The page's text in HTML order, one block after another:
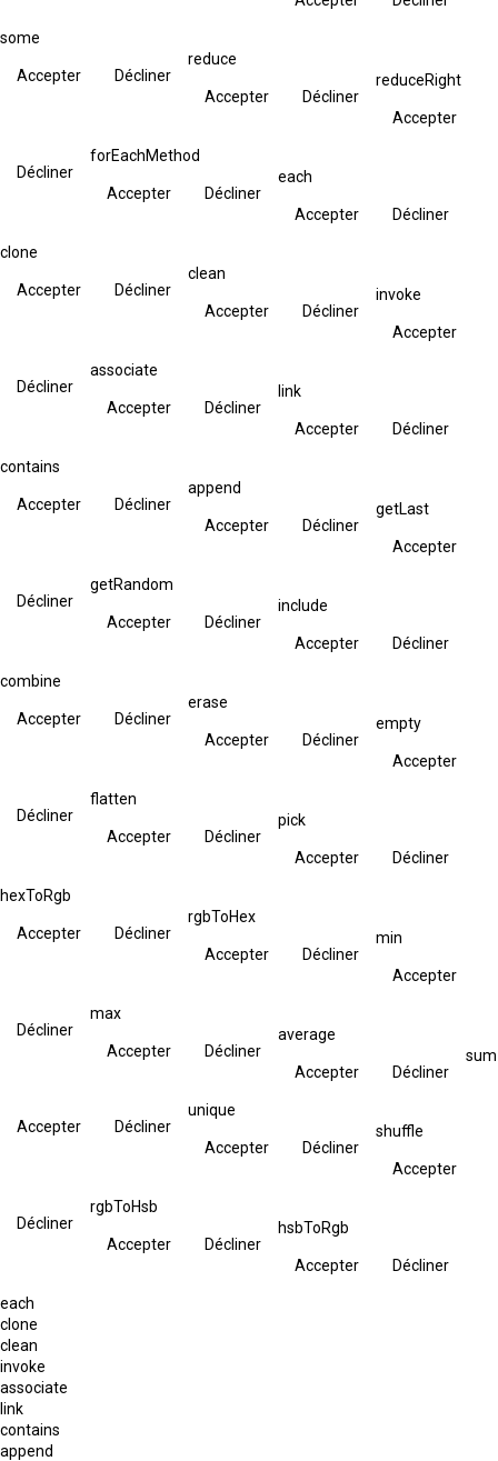
some
Accepter Décliner
reduce
Accepter Décliner
reduceRight
Accepter
Décliner
forEachMethod
Accepter Décliner
each
Accepter Décliner
clone
Accepter Décliner
clean
Accepter Décliner
invoke
Accepter
Décliner
associate
Accepter Décliner
link
Accepter Décliner
contains
Accepter Décliner
append
Accepter Décliner
getLast
Accepter
Décliner
getRandom
Accepter Décliner
include
Accepter Décliner
combine
Accepter Décliner
erase
Accepter Décliner
empty
Accepter
Décliner
flatten
Accepter Décliner
pick
Accepter Décliner
hexToRgb
Accepter Décliner
rgbToHex
Accepter Décliner
min
Accepter
Décliner
max
Accepter Décliner
average
Accepter Décliner
sum
Accepter Décliner
unique
Accepter Décliner
shuffle
Accepter
Décliner
rgbToHsb
Accepter Décliner
hsbToRgb
Accepter Décliner
each
clone
clean
invoke
associate
link
contains
append